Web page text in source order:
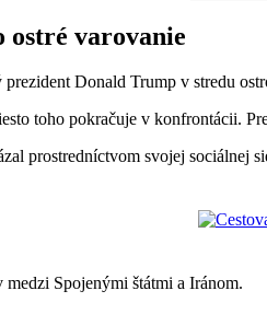
varovanie
Donald Trump v stredu
toho pokračuje v konfrontácii.
prostredníctvom svojej sociálnej
Spojenými štátmi a Iránom.